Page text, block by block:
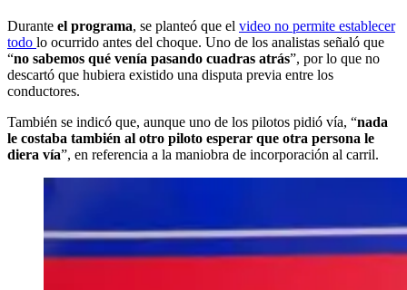
Durante el programa, se planteó que el video no permite establecer
todo lo ocurrido antes del choque. Uno de los analistas señaló que
“no sabemos qué venía pasando cuadras atrás”, por lo que no
descartó que hubiera existido una disputa previa entre los
conductores.
También se indicó que, aunque uno de los pilotos pidió vía, “nada
le costaba también al otro piloto esperar que otra persona le
diera vía”, en referencia a la maniobra de incorporación al carril.